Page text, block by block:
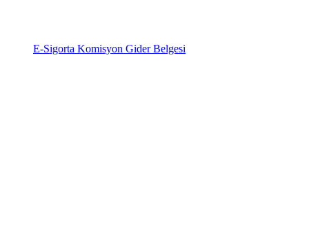
E-Sigorta Komisyon Gider Belgesi